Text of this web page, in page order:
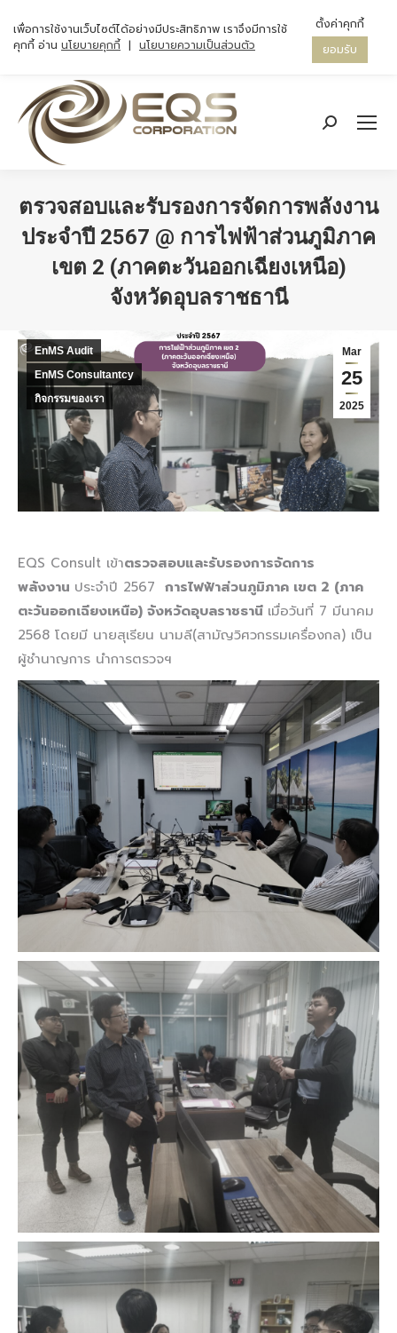
Search:
ตรวจสอบและรับรองการจัดการพลังงาน
ประจำปี 2567 @ การไฟฟ้าส่วนภูมิภาค
เขต 2 (ภาคตะวันออกเฉียงเหนือ)
จังหวัดอุบลราชธานี
Mar
25
2025
EnMS Audit
EnMS Consultantcy
กิจกรรมของเรา
EQS Consult เข้าตรวจสอบและรับรองการจัดการ
พลังงาน ประจำปี 2567 การไฟฟ้าส่วนภูมิภาค เขต 2 (ภาค
ตะวันออกเฉียงเหนือ) จังหวัดอุบลราชธานี เมื่อวันที่ 7 มีนาคม
2568 โดยมี นายสุเรียน นามลี(สามัญวิศวกรรมเครื่องกล) เป็น
ผู้ชำนาญการ นำการตรวจฯ
เพื่อการใช้งานเว็บไซต์ได้อย่างมีประสิทธิภาพ เราจึงมีการใช้
คุกกี้ อ่าน นโยบายคุกกี้ | นโยบายความเป็นส่วนตัว
ตั้งค่าคุกกี้
ยอมรับ